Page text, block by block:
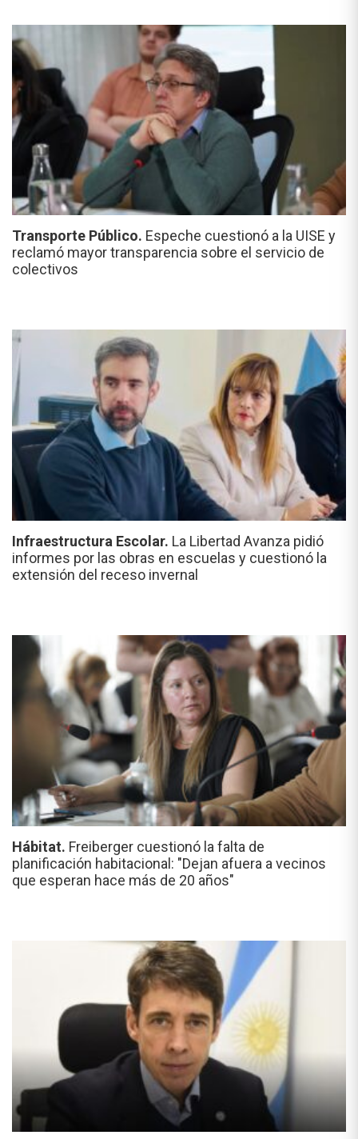
Transporte Público. Espeche cuestionó a la UISE y
reclamó mayor transparencia sobre el servicio de
colectivos
Infraestructura Escolar. La Libertad Avanza pidió
informes por las obras en escuelas y cuestionó la
extensión del receso invernal
Hábitat. Freiberger cuestionó la falta de
planificación habitacional: "Dejan afuera a vecinos
que esperan hace más de 20 años"